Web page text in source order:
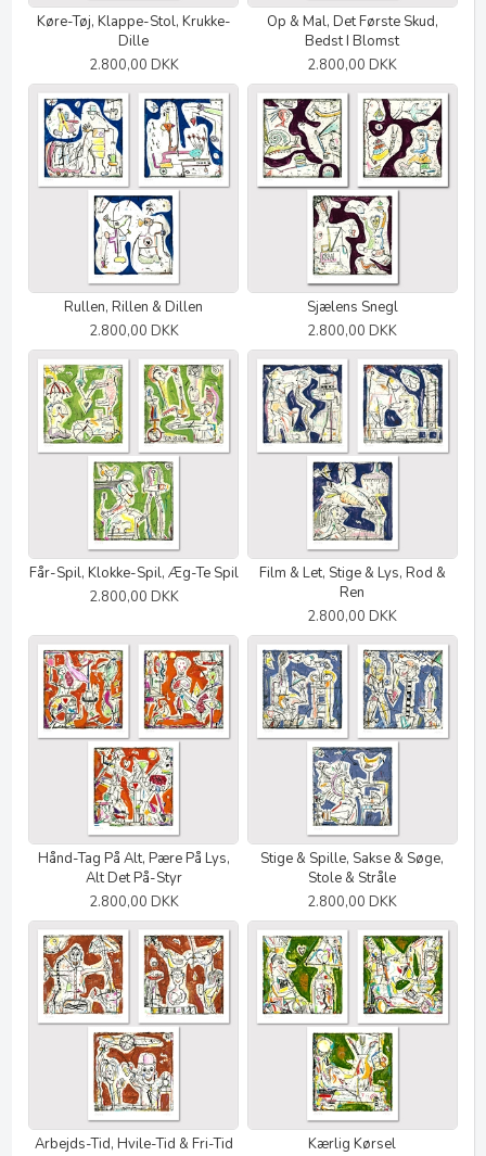
Køre-Tøj, Klappe-Stol, Krukke-
Dille
2.800,00 DKK
Op & Mal, Det Første Skud,
Bedst I Blomst
2.800,00 DKK
Rullen, Rillen & Dillen
2.800,00 DKK
Sjælens Snegl
2.800,00 DKK
Får-Spil, Klokke-Spil, Æg-Te Spil
2.800,00 DKK
Film & Let, Stige & Lys, Rod &
Ren
2.800,00 DKK
Hånd-Tag På Alt, Pære På Lys,
Alt Det På-Styr
2.800,00 DKK
Stige & Spille, Sakse & Søge,
Stole & Stråle
2.800,00 DKK
Arbejds-Tid, Hvile-Tid & Fri-Tid
Kærlig Kørsel